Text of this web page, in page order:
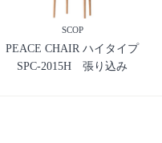
SCOP
PEACE CHAIR ハイタイプ
SPC-2015H 張り込み